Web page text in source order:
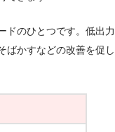
ドのひとつです。低出力
ばかすなどの改善を促し